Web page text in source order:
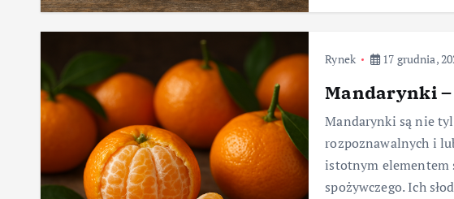
Rynek 17 grudnia,
Mandarynki
Mandarynki są nie
rozpoznawalnych i
istotnym elementem
spożywczego. Ich